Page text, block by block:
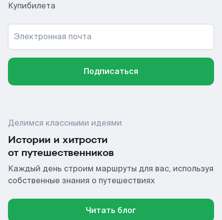
Купибилета
Электронная почта
Подписаться
Делимся классными идеями
Истории и хитрости
от путешественников
Каждый день строим маршруты для вас, используя
собственные знания о путешествиях
Читать блог